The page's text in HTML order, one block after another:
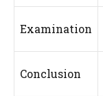
Examination
Conclusion